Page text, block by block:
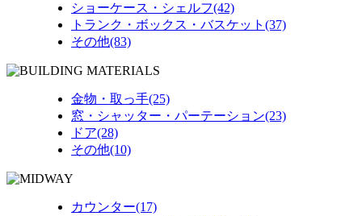
ショーケース・シェルフ(42)
トランク・ボックス・バスケット(37)
その他(83)
金物・取っ手(25)
窓・シャッター・パーテーション(23)
ドア(28)
その他(10)
カウンター(17)